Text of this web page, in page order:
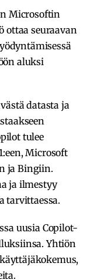
Microsoftin
ottaa seuraavan
aluksi
datasta ja
tulee
Microsoft
ja Bingiin.
ja ilmestyy
tarvittaessa.
uusia Copilot-
Yhtiön